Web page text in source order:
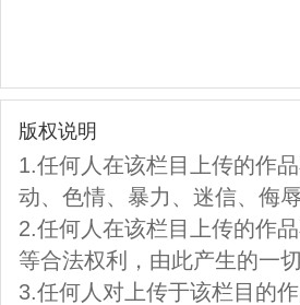
版权说明
1.任何人在该栏目上传的作
动、色情、暴力、迷信、侮
2.任何人在该栏目上传的作
等合法权利，由此产生的一
3.任何人对上传于该栏目的